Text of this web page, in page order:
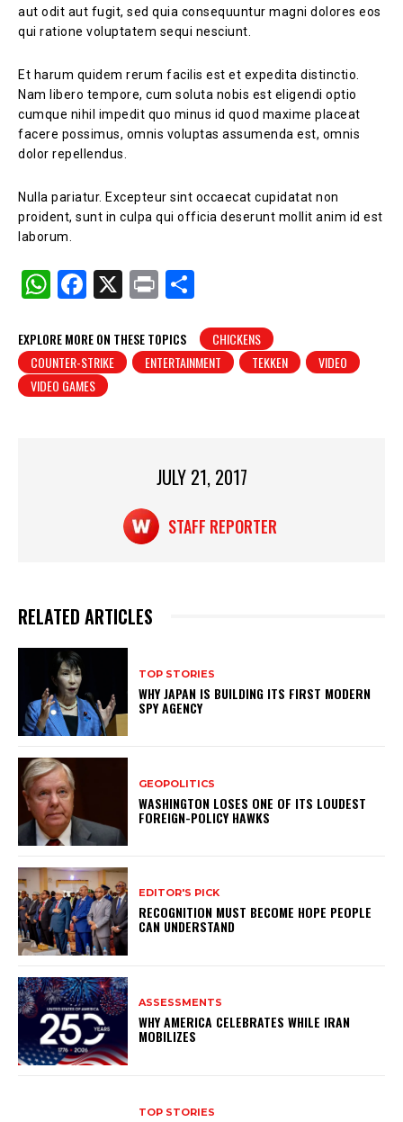
aut odit aut fugit, sed quia consequuntur magni dolores eos
qui ratione voluptatem sequi nesciunt.
Et harum quidem rerum facilis est et expedita distinctio.
Nam libero tempore, cum soluta nobis est eligendi optio
cumque nihil impedit quo minus id quod maxime placeat
facere possimus, omnis voluptas assumenda est, omnis
dolor repellendus.
Nulla pariatur. Excepteur sint occaecat cupidatat non
proident, sunt in culpa qui officia deserunt mollit anim id est
laborum.
W
at
s
A
F
c
e
b
X
Pr
t
ar
e
EXPLORE MORE ON THESE TOPICS
CHICKENS
COUNTER-STRIKE
ENTERTAINMENT TEKKEN
VIDEO
VIDEO GAMES
JULY 21, 2017
STAFF REPORTER
RELATED ARTICLES
TOP STORIES
WHY JAPAN IS BUILDING ITS FIRST MODERN
SPY AGENCY
GEOPOLITICS
WASHINGTON LOSES ONE OF ITS LOUDEST
FOREIGN-POLICY HAWKS
EDITOR'S PICK
RECOGNITION MUST BECOME HOPE PEOPLE
CAN UNDERSTAND
ASSESSMENTS
WHY AMERICA CELEBRATES WHILE IRAN
MOBILIZES
TOP STORIES